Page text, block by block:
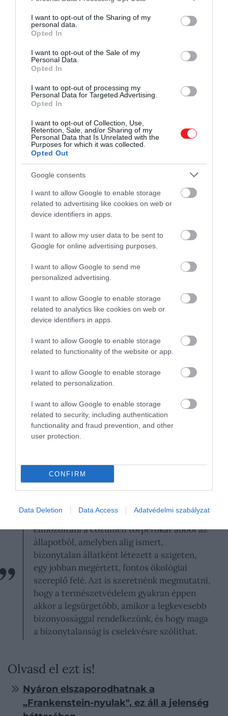
not limited to your visit or usage behaviour. You may click to
grant or deny consent to Google and its third-party tags to
use your data for below specified purposes in below Google
consent section.
I want to opt-out of the Sharing of my
personal data.
Opted In
I want to opt-out of the Sale of my
Personal Data.
Opted In
I want to opt-out of processing my
Personal Data for Targeted Advertising.
Opted In
I want to opt-out of Collection, Use,
Retention, Sale, and/or Sharing of my
Personal Data that Is Unrelated with the
Purposes for which it was collected.
Opted Out
Google consents
I want to allow Google to enable storage
related to advertising like cookies on web or
device identifiers in apps.
I want to allow my user data to be sent to
Google for online advertising purposes.
I want to allow Google to send me
personalized advertising.
I want to allow Google to enable storage
related to analytics like cookies on web or
device identifiers in apps.
I want to allow Google to enable storage
related to functionality of the website or app.
I want to allow Google to enable storage
related to personalization.
I want to allow Google to enable storage
related to security, including authentication
functionality and fraud prevention, and other
user protection.
CONFIRM
Data Deletion Data Access Adatvédelmi szabályzat
amikor meglátták a tükörképüket –
videó
Mitől különleges a cozumeli törperóka?
Ahogy az IFLScience isírja,legközelebbi ismert
rokona a szürkeróka
törperókaazonban jóval kisebb nála, nagyjából a
szárazföldi rokon méretének 60-80 százalékát éri el.
Ez a különbség a szigeti törpenövés egyik példája
lehet, amikor egy elszigetelt állatcsoport
testmérete hosszú idő alatt megváltozik, mert a
terület sajátos körülményei más irányba terelik az
evolúciót. A kutatók szerint a cozumeli törperóka
akár 5000-13 000 éve is elkülönülten
olyan állat él rajta, amely sehol máshol nem fordul
elő. Közéjük tartozik a törpe mosómedve és a törpe
ormányosmedve is, a most lefotózott rókával együtt
pedig három apróbb testű ragadozó emlős ismert a
miért alakult ki itt ennyi ritka, törpe termetű állat,
de éppen ez teszi sürgetővé a további vizsgálatokat.
Figyelmedbe ajánljuk!
17 éve figyelik ezt a bálnatetemet, és
még mindig nyüzsög körülötte az élet –
videó
A mostani felvétel ezért nem pusztán egy régóta
várt bizonyíték. Azt is jelzi, hogy még van mit
megmenteni.Travis Bayer
természetvédelmi sikertörténet, sokkal inkább egy
második esély. Mint mondta:
Azt reméljük, hogy ez a munka segít
elmozdítani a cozumeli törperókát abból az
állapotból, amelyben alig ismert,
bizonytalan állatként létezett a szigeten,
egy jobban megértett, fontos ökológiai
szereplő felé. Azt is szeretnénk megmutatni,
hogy a természetvédelem gyakran éppen
akkor a legsürgetőbb, amikor a legkevesebb
bizonyossággal rendelkezünk, és hogy maga
a bizonytalanság is cselekvésre szólíthat.
Olvasd el ezt is!
Nyáron elszaporodhatnak a
„Frankenstein-nyulak", ez áll a jelenség